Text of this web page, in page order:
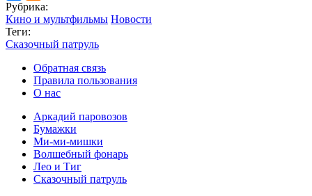
Рубрика:
Кино и мультфильмы Новости
Теги:
Сказочный патруль
Обратная связь
Правила пользования
О нас
Аркадий паровозов
Бумажки
Ми-ми-мишки
Волшебный фонарь
Лео и Тиг
Сказочный патруль